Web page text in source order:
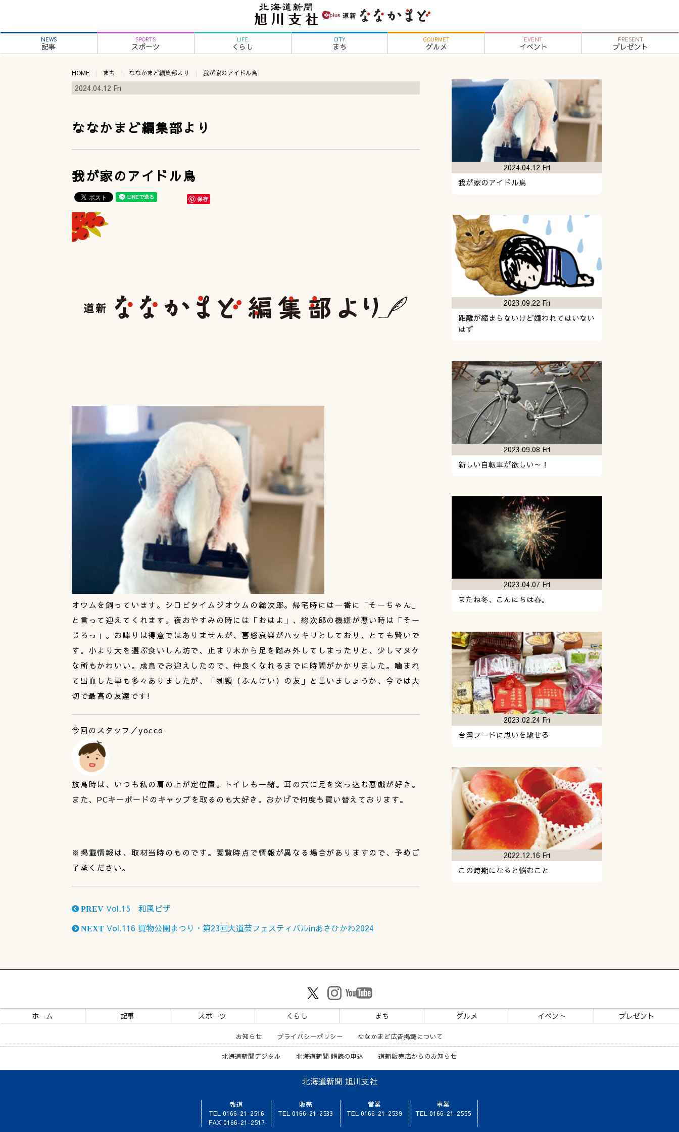
NEWS
記事
SPORTS
スポーツ
LIFE
くらし
CITY
まち
GOURMET
グルメ
EVENT
イベント
PRESENT
プレゼント
HOME まち ななかまど編集部より 我が家のアイドル鳥
2024.04.12 Fri
ななかまど編集部より
我が家のアイドル鳥
保存
オウムを飼っています。シロビタイムジオウムの総次郎。帰宅時には一番に「そーちゃん」
と言って迎えてくれます。夜おやすみの時には「おはよ」、総次郎の機嫌が悪い時は「そー
じろっ」。お喋りは得意ではありませんが、喜怒哀楽がハッキリとしており、とても賢いで
す。小より大を選ぶ食いしん坊で、止まり木から足を踏み外してしまったりと、少しマヌケ
な所もかわいい。成鳥でお迎えしたので、仲良くなれるまでに時間がかかりました。噛まれ
て出血した事も多々ありましたが、「刎頸（ふんけい）の友」と言いましょうか、今では大
切で最高の友達です!
今回のスタッフ／yocco
放鳥時は、いつも私の肩の上が定位置。トイレも一緒。耳の穴に足を突っ込む悪戯が好き。
また、PCキーボードのキャップを取るのも大好き。おかげで何度も買い替えております。
※掲載情報は、取材当時のものです。閲覧時点で情報が異なる場合がありますので、予めご
了承ください。
PREV Vol.15 和風ピザ
NEXT Vol.116 買物公園まつり・第23回大道芸フェスティバルinあさひかわ2024
我が家のアイドル鳥
2024.04.12 Fri
距離が縮まらないけど嫌われてはいない
はず
2023.09.22 Fri
新しい自転車が欲しい～！
2023.09.08 Fri
またね冬、こんにちは春。
2023.04.07 Fri
台湾フードに思いを馳せる
2023.02.24 Fri
この時期になると悩むこと
2022.12.16 Fri
ホーム 記事 スポーツ くらし まち グルメ イベント プレゼント
お知らせ プライバシーポリシー ななかまど広告掲載について
北海道新聞デジタル 北海道新聞 購読の申込 道新販売店からのお知らせ
北海道新聞 旭川支社
報道
TEL 0166-21-2516
FAX 0166-21-2517
販売
TEL 0166-21-2533
営業
TEL 0166-21-2539
事業
TEL 0166-21-2555